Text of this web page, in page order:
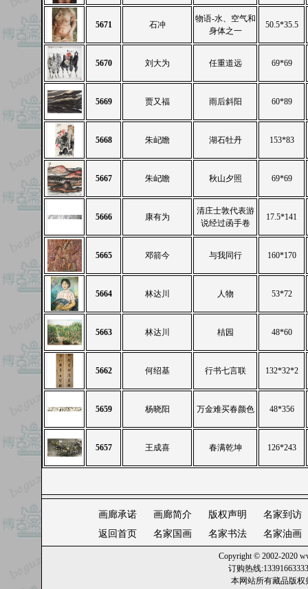
5671 石冲
物语-水、空气和
身体之一
50.5*35.5
5670 刘大为 任重道远 69*69
5669 贾又福 雨后斜阳 60*89
5668 朱屺瞻 湖石牡丹 153*83
5667 朱屺瞻 秋山夕照 69*69
5666 康有为
清庄士敦代表游
说经过函手卷
17.5*141
5665 邓箭今 与我同行 160*170
5664 林达川 人物 53*72
5663 林达川 桔园 48*60
5662 何绍基 行书七言联 132*32*2
5659 杨晓阳 万金难买春颜色 48*356
5657 王成喜 春满乾坤 126*243
画廊承诺 画廊简介 版权声明
名家到访
返回首页
名家国画 名家书法 名家油画
Copyright © 2002-2020
订购热线
本网站所有藏品版